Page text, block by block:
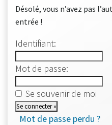
Désolé, vous n’avez pas
entrée !
Identifiant:
Mot de passe:
Se souvenir de moi
Mot de passe perdu ?